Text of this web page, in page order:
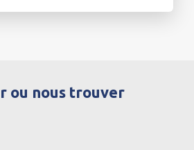
ou nous trouver